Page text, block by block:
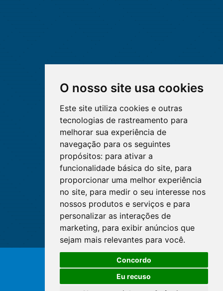
O nosso site usa cookies
Este site utiliza cookies e outras
tecnologias de rastreamento para
melhorar sua experiência de
navegação para os seguintes
propósitos: para ativar a
funcionalidade básica do site, para
proporcionar uma melhor experiência
no site, para medir o seu interesse nos
nossos produtos e serviços e para
personalizar as interações de
marketing, para exibir anúncios que
sejam mais relevantes para você.
Concordo
Eu recuso
© Copyright 2026 - Cofen/CORENs
O WhatsApp é o principal canal
de atendimento do Coren-DF.